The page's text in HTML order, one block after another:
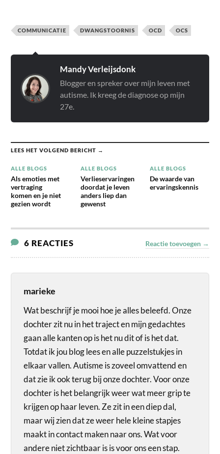
COMMUNICATIE DWANGSTOORNIS OCD OCS
Mandy Verleijsdonk
Blogger en spreker over mijn leven met
autisme. Ik kreeg de diagnose op mijn
27e.
LEES HET VOLGEND BERICHT →
ALLE BLOGS
Als emoties met
vertraging
komen en je niet
gezien wordt
ALLE BLOGS
Verlieservaringen
doordat je leven
anders liep dan
gewenst
ALLE BLOGS
De waarde van
ervaringskennis
6 REACTIES Reactie toevoegen →
marieke
Wat beschrijf je mooi hoe je alles beleefd. Onze
dochter zit nu in het traject en mijn gedachtes
gaan alle kanten op is het nu dit of is het dat.
Totdat ik jou blog lees en alle puzzelstukjes in
elkaar vallen. Autisme is zoveel omvattend en
dat zie ik ook terug bij onze dochter. Voor onze
dochter is het belangrijk weer wat meer grip te
krijgen op haar leven. Ze zit in een diep dal,
maar wij zien dat ze weer hele kleine stapjes
maakt in contact maken naar ons. Wat voor
andere niet zichtbaar is is voor ons een stap.